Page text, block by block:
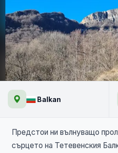
Пролет в
Балкан: Връх
Гложенския
Balkan
Предстои ни вълнуващо
сърцето на Тетевенския